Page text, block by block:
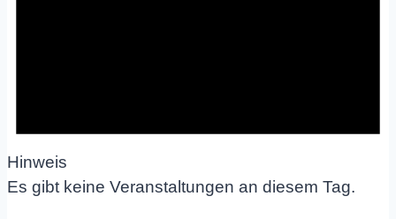
Hinweis
Es gibt keine Veranstaltungen an diesem Tag.